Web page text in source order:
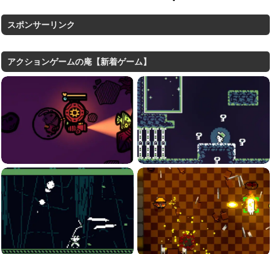
スポンサーリンク
アクションゲームの庵【新着ゲーム】